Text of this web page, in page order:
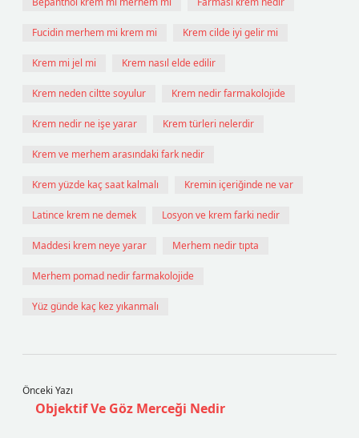
Fucidin merhem mi krem mi Krem cilde iyi gelir mi
Krem mi jel mi Krem nasıl elde edilir
Krem neden ciltte soyulur Krem nedir farmakolojide
Krem nedir ne işe yarar Krem türleri nelerdir
Krem ve merhem arasındaki fark nedir
Krem yüzde kaç saat kalmalı Kremin içeriğinde ne var
Latince krem ne demek Losyon ve krem farki nedir
Maddesi krem neye yarar Merhem nedir tıpta
Merhem pomad nedir farmakolojide
Yüz günde kaç kez yıkanmalı
Önceki Yazı
Objektif Ve Göz Merceği Nedir